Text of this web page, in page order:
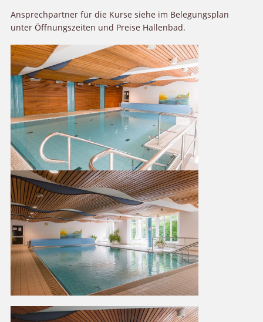
Ansprechpartner für die Kurse siehe im Belegungsplan
unter Öffnungszeiten und Preise Hallenbad.